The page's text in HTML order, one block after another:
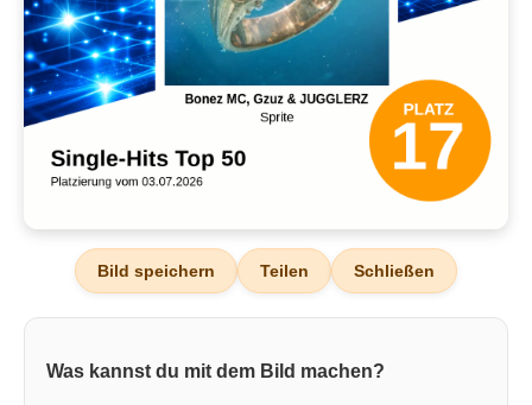
Bild speichern Teilen Schließen
Was kannst du mit dem Bild machen?